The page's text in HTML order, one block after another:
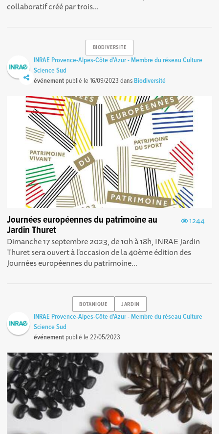
collaboratif créé par trois...
BIODIVERSITE
INRAE Provence-Alpes-Côte d'Azur - Membre du réseau Culture
Science Sud
événement publié le16/09/2023 dans Biodiversité
1244
Journées européennes du patrimoine au
Jardin Thuret
Dimanche 17 septembre 2023, de 10h à 18h, INRAE Jardin
Thuret sera ouvert à l'occasion de la 40ème édition des
Journées européennes du patrimoine...
BOTANIQUE JARDIN
INRAE Provence-Alpes-Côte d'Azur - Membre du réseau Culture
Science Sud
événement publié le22/05/2023